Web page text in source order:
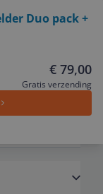
Duo pack +
€ 79,00
Gratis verzending